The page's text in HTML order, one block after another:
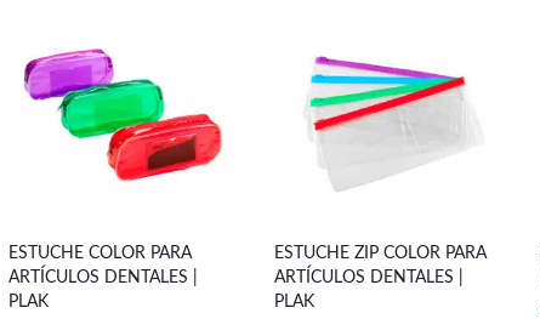
ESTUCHE COLOR PARA
ARTÍCULOS DENTALES |
PLAK
ESTUCHE ZIP COLOR PARA
ARTÍCULOS DENTALES |
PLAK